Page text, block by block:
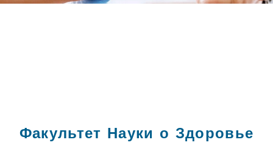
Факультет Науки о Здоровье